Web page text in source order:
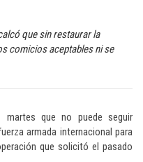
que sin restaurar la
comicios aceptables ni se
martes que no puede seguir
armada internacional para
que solicitó el pasado